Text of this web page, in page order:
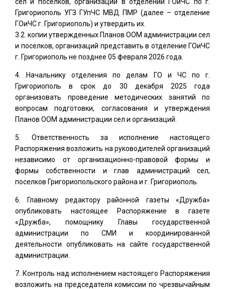
Григориополь УГЗ ГУпЧС МВД ПМР (далее – отделение
ГОиЧС г. Григориополь) и утвердить их.
копии утвержденных Планов ООМ администрации сел
и поселков, организаций представить в отделение ГОиЧС
г. Григориополь не позднее 05 февраля 2026 года.
Начальнику отделения по делам ГО и ЧС по г.
Григориополь в срок до 30 декабря 2025 года
организовать проведение методических занятий по
вопросам подготовки, согласования и утверждения
Планов ООМ администрации сел и организаций.
Ответственность за исполнение настоящего
Распоряжения возложить на руководителей организаций
независимо от организационно-правовой формы и
формы собственности и глав администраций сел,
поселков Григориопольского района и г. Григориополь.
Главному редактору районной газеты «Дружба»
опубликовать настоящее Распоряжение в газете
«Дружба», помощнику Главы государственной
администрации по СМИ и координированной
деятельности опубликовать на сайте государственной
администрации.
Контроль над исполнением настоящего Распоряжения
возложить на председателя комиссии по чрезвычайным